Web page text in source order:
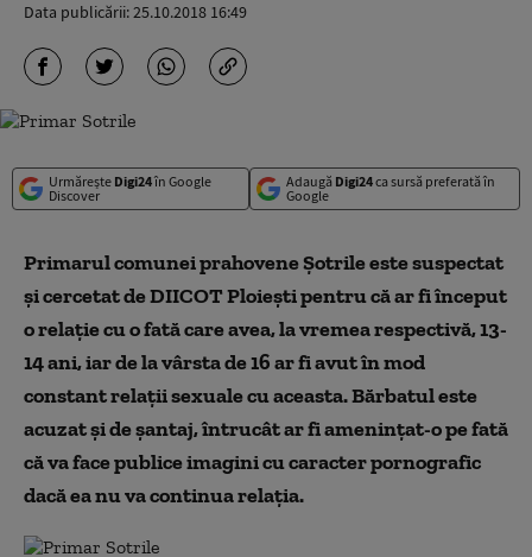
Data publicării:25.10.2018 16:49
Urmărește Digi24în Google
Discover
Adaugă Digi24ca sursă preferată în
Google
Primarul comunei prahovene Şotrile este suspectat
și cercetat de DIICOT Ploieşti pentru că ar fi început
o relaţie cu o fată care avea, la vremea respectivă, 13-
14 ani, iar de la vârsta de 16 ar fi avut în mod
constant relaţii sexuale cu aceasta. Bărbatul este
acuzat şi de şantaj, întrucât ar fi ameninţat-o pe fată
că va face publice imagini cu caracter pornografic
dacă ea nu va continua relaţia.